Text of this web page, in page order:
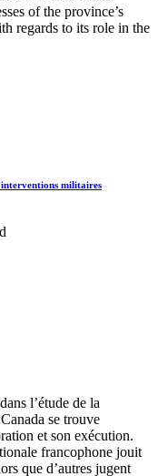
of the province’s
regards to its role in the
interventions militaires
l’étude de la
se trouve
et son exécution.
francophone jouit
que d’autres jugent